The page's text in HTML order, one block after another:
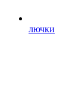
лючки